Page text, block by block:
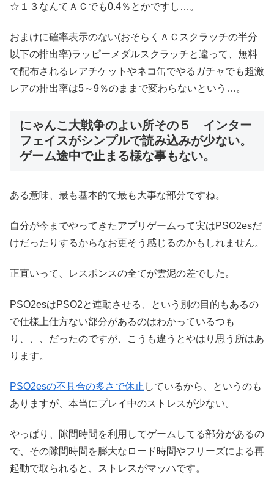
☆１３なんてＡＣでも0.4％とかですし…。
おまけに確率表示のない(おそらくＡＣスクラッチの半分
以下の排出率)ラッピーメダルスクラッチと違って、無料
で配布されるレアチケットやネコ缶でやるガチャでも超激
レアの排出率は5～9％のままで変わらないという…。
にゃんこ大戦争のよい所その５ インター
フェイスがシンプルで読み込みが少ない。
ゲーム途中で止まる様な事もない。
ある意味、最も基本的で最も大事な部分ですね。
自分が今までやってきたアプリゲームって実はPSO2esだ
けだったりするからなお更そう感じるのかもしれません。
正直いって、レスポンスの全てが雲泥の差でした。
PSO2esはPSO2と連動させる、という別の目的もあるの
で仕様上仕方ない部分があるのはわかっているつも
り、、、だったのですが、こうも違うとやはり思う所はあ
ります。
PSO2esの不具合の多さで休止 しているから、というのも
ありますが、本当にプレイ中のストレスが少ない。
やっぱり、隙間時間を利用してゲームしてる部分があるの
で、その隙間時間を膨大なロード時間やフリーズによる再
起動で取られると、ストレスがマッハです。